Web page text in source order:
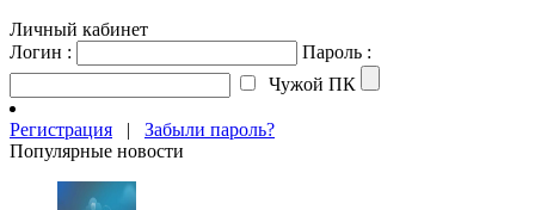
Личный кабинет
Логин :
Пароль :
Чужой ПК
Регистрация | Забыли пароль?
Популярные новости